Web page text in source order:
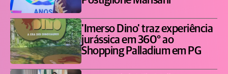
'Imerso Dino' traz experiência
jurássica em 360° ao
Shopping Palladium em PG